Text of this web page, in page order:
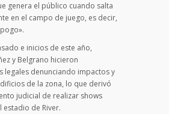
genera el público cuando salta
en el campo de juego, es decir,
e inicios de este año,
y Belgrano hicieron
legales denunciando impactos y
de la zona, lo que derivó
judicial de realizar shows
estadio de River.